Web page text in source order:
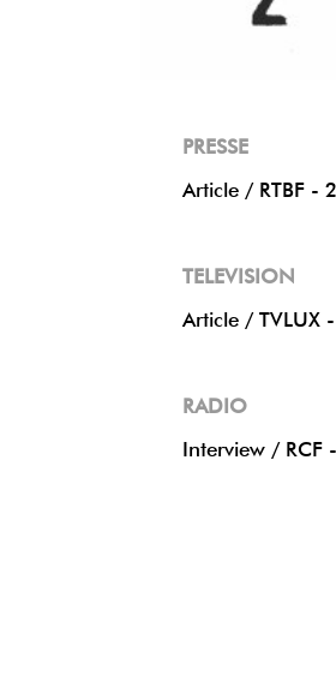
PRESSE
Article / RTBF -
TELEVISION
Article / TVLUX -
RADIO
Interview / RCF